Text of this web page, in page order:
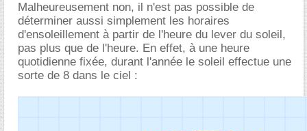
Malheureusement non, il n'est pas possible de
déterminer aussi simplement les horaires
d'ensoleillement à partir de l'heure du lever du soleil,
pas plus que de l'heure. En effet, à une heure
quotidienne fixée, durant l'année le soleil effectue une
sorte de 8 dans le ciel :